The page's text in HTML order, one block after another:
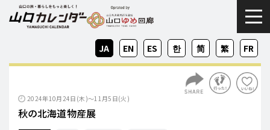
ZH-
CN
ZH-
TW
EN FR
JA KO
ES
2024年10月24日(木)～11月5日(火)
秋の北海道物産展